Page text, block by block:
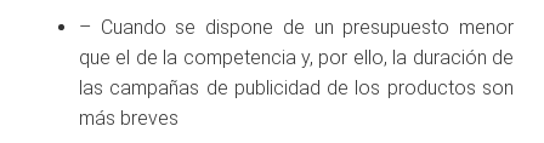
– Cuando se dispone de un presupuesto menor
que el de la competencia y, por ello, la duración de
las campañas de publicidad de los productos son
más breves